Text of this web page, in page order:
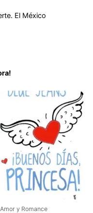
El México
Amor y Romance